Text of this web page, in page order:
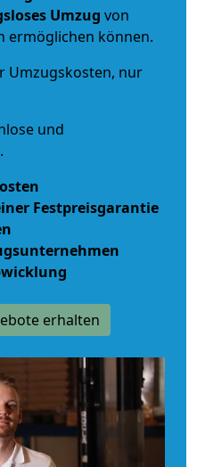
Umzug von
ermöglichen können.
Umzugskosten, nur
und
Festpreisgarantie
erhalten